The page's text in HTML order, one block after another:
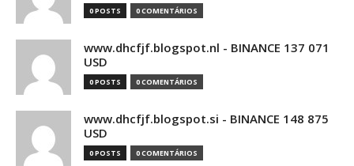
0 POSTS 0 COMENTÁRIOS
www.dhcfjf.blogspot.nl - BINANCE 137 071
USD
0 POSTS 0 COMENTÁRIOS
www.dhcfjf.blogspot.si - BINANCE 148 875
USD
0 POSTS 0 COMENTÁRIOS